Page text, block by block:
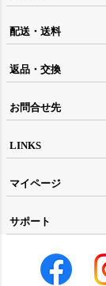
配送・送料
返品・交換
お問合せ先
LINKS
マイページ
サポート